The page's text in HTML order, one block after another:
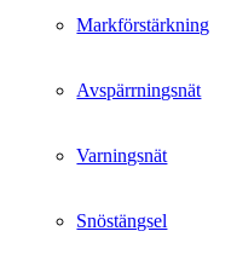
Markförstärkning
Avspärrningsnät
Varningsnät
Snöstängsel